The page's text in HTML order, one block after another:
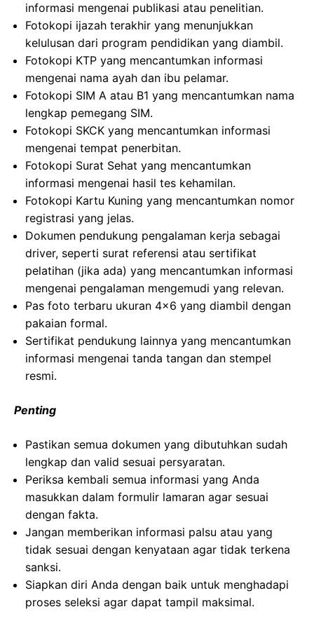
informasi mengenai publikasi atau penelitian.
Fotokopi ijazah terakhir yang menunjukkan
kelulusan dari program pendidikan yang diambil.
Fotokopi KTP yang mencantumkan informasi
mengenai nama ayah dan ibu pelamar.
Fotokopi SIM A atau B1 yang mencantumkan nama
lengkap pemegang SIM.
Fotokopi SKCK yang mencantumkan informasi
mengenai tempat penerbitan.
Fotokopi Surat Sehat yang mencantumkan
informasi mengenai hasil tes kehamilan.
Fotokopi Kartu Kuning yang mencantumkan nomor
registrasi yang jelas.
Dokumen pendukung pengalaman kerja sebagai
driver, seperti surat referensi atau sertifikat
pelatihan (jika ada) yang mencantumkan informasi
mengenai pengalaman mengemudi yang relevan.
Pas foto terbaru ukuran 4×6 yang diambil dengan
pakaian formal.
Sertifikat pendukung lainnya yang mencantumkan
informasi mengenai tanda tangan dan stempel
resmi.
Penting
Pastikan semua dokumen yang dibutuhkan sudah
lengkap dan valid sesuai persyaratan.
Periksa kembali semua informasi yang Anda
masukkan dalam formulir lamaran agar sesuai
dengan fakta.
Jangan memberikan informasi palsu atau yang
tidak sesuai dengan kenyataan agar tidak terkena
sanksi.
Siapkan diri Anda dengan baik untuk menghadapi
proses seleksi agar dapat tampil maksimal.